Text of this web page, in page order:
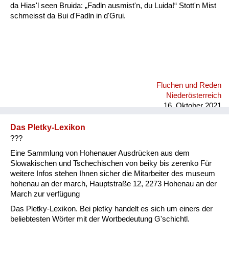
da Hias'l seen Bruida: „Fadln ausmist'n, du Luida!“ Stott'n Mist
schmeisst da Bui d'Fadln in d'Grui.
Fluchen und Reden
Niederösterreich
16. Oktober 2021
Das Pletky-Lexikon
???
Eine Sammlung von Hohenauer Ausdrücken aus dem
Slowakischen und Tschechischen von beiky bis zerenko Für
weitere Infos stehen Ihnen sicher die Mitarbeiter des museum
hohenau an der march, Hauptstraße 12, 2273 Hohenau an der
March zur verfügung
Das Pletky-Lexikon. Bei pletky handelt es sich um einers der
beliebtesten Wörter mit der Wortbedeutung G'schichtl.